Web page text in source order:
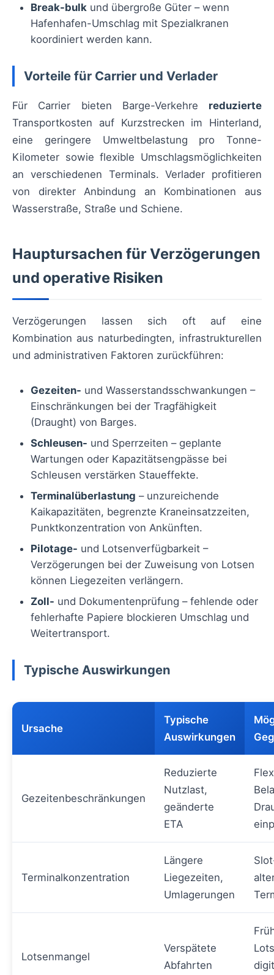
Break-bulk und übergroße Güter – wenn
Hafenhafen-Umschlag mit Spezialkranen
koordiniert werden kann.
Vorteile für Carrier und Verlader
Für Carrier bieten Barge-Verkehre reduzierte
Transportkosten auf Kurzstrecken im Hinterland,
eine geringere Umweltbelastung pro Tonne-
Kilometer sowie flexible Umschlagsmöglichkeiten
an verschiedenen Terminals. Verlader profitieren
von direkter Anbindung an Kombinationen aus
Wasserstraße, Straße und Schiene.
Hauptursachen für Verzögerungen
und operative Risiken
Verzögerungen lassen sich oft auf eine
Kombination aus naturbedingten, infrastrukturellen
und administrativen Faktoren zurückführen:
Gezeiten- und Wasserstandsschwankungen –
Einschränkungen bei der Tragfähigkeit
(Draught) von Barges.
Schleusen- und Sperrzeiten – geplante
Wartungen oder Kapazitätsengpässe bei
Schleusen verstärken Staueffekte.
Terminalüberlastung – unzureichende
Kaikapazitäten, begrenzte Kraneinsatzzeiten,
Punktkonzentration von Ankünften.
Pilotage- und Lotsenverfügbarkeit –
Verzögerungen bei der Zuweisung von Lotsen
können Liegezeiten verlängern.
Zoll- und Dokumentenprüfung – fehlende oder
fehlerhafte Papiere blockieren Umschlag und
Weitertransport.
Typische Auswirkungen
Ursache
Typische
Auswirkungen
Gezeitenbeschränkungen
Reduzierte
Nutzlast,
geänderte
ETA
Terminalkonzentration
Längere
Liegezeiten,
Umlagerungen
Lotsenmangel
Verspätete
Abfahrten